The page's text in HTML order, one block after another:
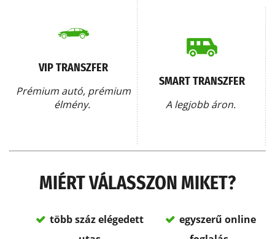
VIP TRANSZFER
Prémium autó, prémium
élmény.
SMART TRANSZFER
A legjobb áron.
MIÉRT VÁLASSZON MIKET?
több száz elégedett
egyszerű online